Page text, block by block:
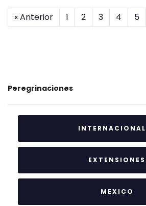
« Anterior 1 2 3 4 5
Peregrinaciones
EXTENSIONES
MEXICO